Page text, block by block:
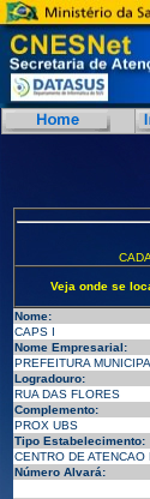
Veja onde se
Nome:
CAPS I
Nome Empresarial:
PREFEITURA
Logradouro:
RUA DAS FLORES
Complemento:
PROX UBS
Tipo Estabelecimento:
CENTRO DE ATENCAO
Número Alvará: